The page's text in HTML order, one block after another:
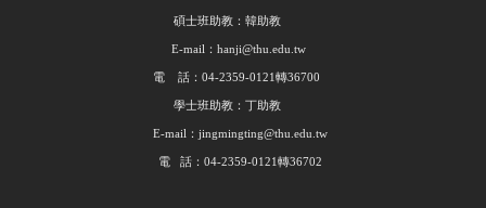
碩士班助教：韓助教
E-mail：hanji@thu.edu.tw
電 話：04-2359-0121轉36700
學士班助教：丁助教
E-mail：jingmingting@thu.edu.tw
電 話：04-2359-0121轉36702